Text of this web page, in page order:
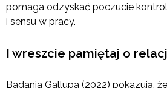
pomaga odzyskać poczucie
i sensu w pracy.
I wreszcie pamiętaj o
Badania Gallupa (2022) pokazują,